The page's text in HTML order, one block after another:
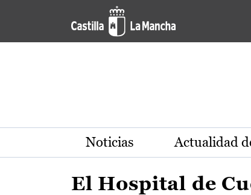
Pasar al contenido principal
Actualidad de la región
Noticias Actualidad
El Hospital de